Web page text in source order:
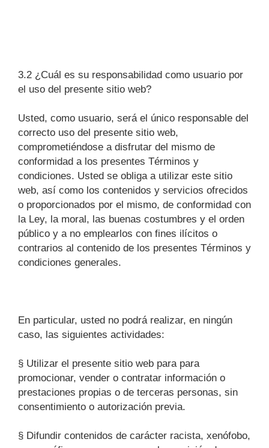
3.2 ¿Cuál es su responsabilidad como usuario por
el uso del presente sitio web?
Usted, como usuario, será el único responsable del
correcto uso del presente sitio web,
comprometiéndose a disfrutar del mismo de
conformidad a los presentes Términos y
condiciones. Usted se obliga a utilizar este sitio
web, así como los contenidos y servicios ofrecidos
o proporcionados por el mismo, de conformidad con
la Ley, la moral, las buenas costumbres y el orden
público y a no emplearlos con fines ilícitos o
contrarios al contenido de los presentes Términos y
condiciones generales.
En particular, usted no podrá realizar, en ningún
caso, las siguientes actividades:
§ Utilizar el presente sitio web para para
promocionar, vender o contratar información o
prestaciones propias o de terceras personas, sin
consentimiento o autorización previa.
§ Difundir contenidos de carácter racista, xenófobo,